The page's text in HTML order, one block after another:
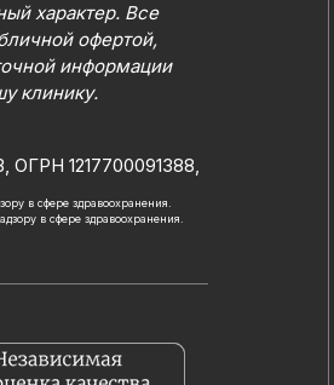
характер. Все
офертой,
информации
клинику.
1217700091388,
в сфере здравоохранения.
в сфере здравоохранения.